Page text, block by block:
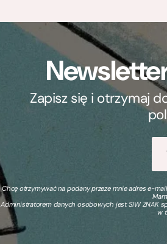
Zapisz się i otrzymaj
Chcę otrzymywać na podany przeze mnie adres e-
Administratorem danych osobowych jest SIW ZNAK
w